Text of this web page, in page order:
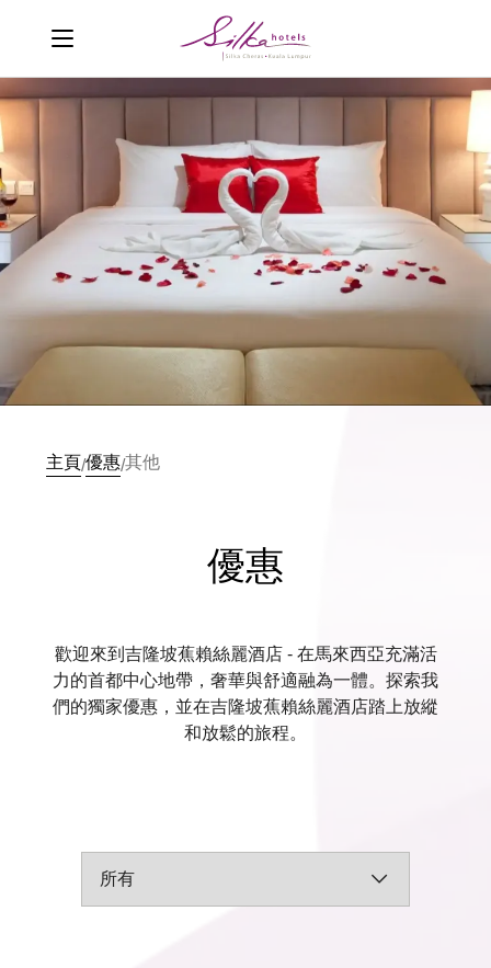
主頁/優惠/其他
優惠
歡迎來到吉隆坡蕉賴絲麗酒店 - 在馬來西亞充滿活
力的首都中心地帶，奢華與舒適融為一體。探索我
們的獨家優惠，並在吉隆坡蕉賴絲麗酒店踏上放縱
和放鬆的旅程。